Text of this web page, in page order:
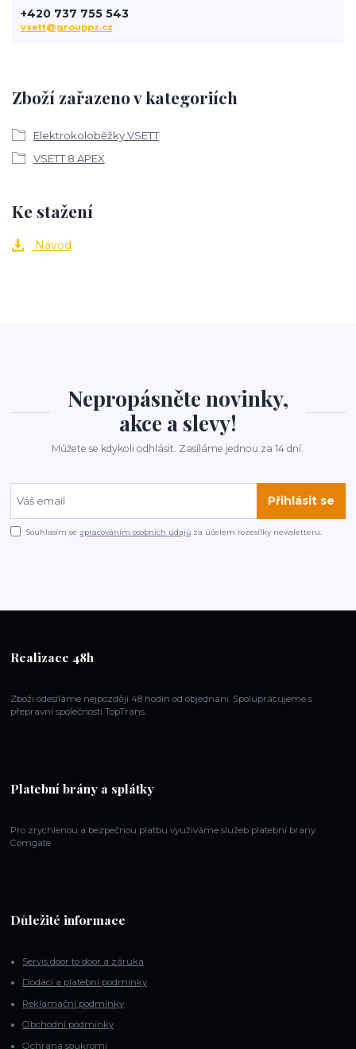
Zboží zařazeno v kategoriích
Elektrokoloběžky VSETT
VSETT 8 APEX
+420 737 755 543
vsett@grouppz.cz
Ke stažení
Návod
Nepropásněte novinky,
akce a slevy!
Můžete se kdykoli odhlásit. Zasíláme jednou za 14 dní.
Přihlásit se
Souhlasím se zpracováním osobních údajů za účelem rozesílky newsletteru.
Realizace 48h
Zboží odesíláme nejpozději 48 hodin od objednání. Spoluprácujeme s
přepravní společností TopTrans.
Platební brány a splátky
Pro zrychlenou a bezpečnou platbu využiváme služeb platební brany
Comgate
Důležité informace
Servis door to door a záruka
Dodací a platební podmínky
Reklamační podmínky
Obchodní podmínky
Ochrana soukromí